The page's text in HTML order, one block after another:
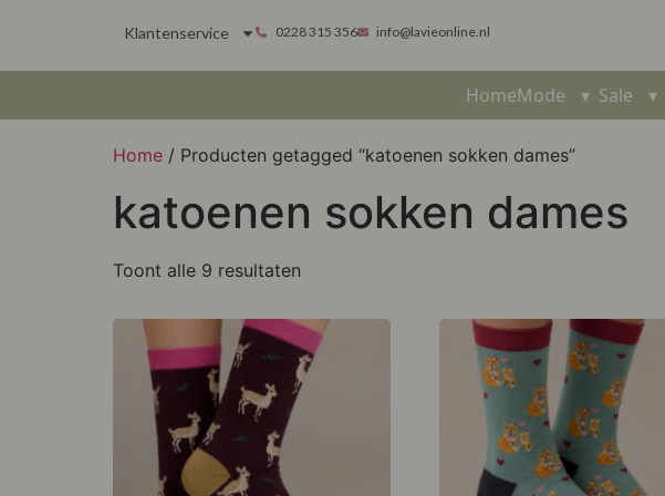
Klantenservice 0228 315 356 info@lavieonline.nl
HomeMode ▾ Sale ▾
Home / Producten getagged “katoenen sokken dames”
katoenen sokken dames
Toont alle 9 resultaten